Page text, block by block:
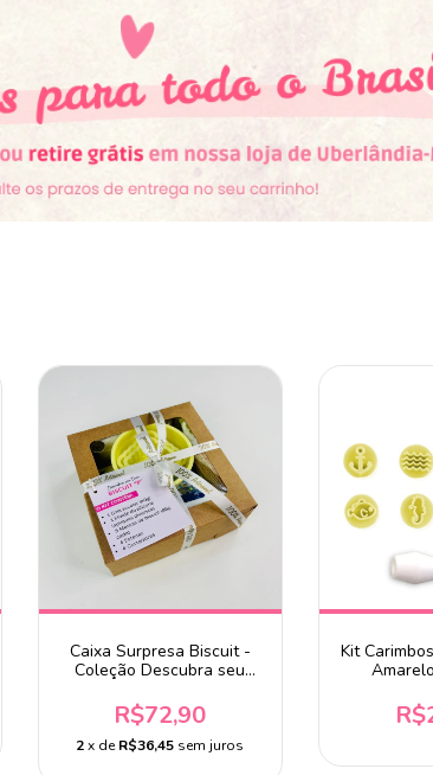
Caixa Surpresa Biscuit -
Coleção Descubra seu
R$72,90
2 x deR$36,45 sem juros
Kit